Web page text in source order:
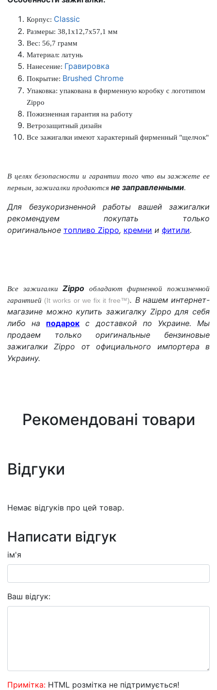
Корпус: Classic
Размеры: 38,1x12,7x57,1 мм
Вес: 56,7 грамм
Материал: латунь
Нанесение: Гравировка
Покрытие: Brushed Chrome
Упаковка: упакована в фирменную коробку с логотипом
Zippo
Пожизненная гарантия на работу
Ветрозащитный дизайн
Все зажигалки имеют характерный фирменный "щелчок"
В целях безопасности и гарантии того что вызажжете ее
первым , зажигалки продаются не заправленными.
Для безукоризненной работы вашей зажигалки
рекомендуем покупать только
оригинальное топливо Zippo, кремни и фитили.
Все зажигалкиZippo обладаютфирменнойпожизненной
гарантией (It works or we fix it free™). В нашем интернет-
магазине можно купить зажигалку Zippo для себя
либо на подарок с доставкой по Украине. Мы
продаем только оригинальные бензиновые
зажигалкиZippo от официального импортера в
Украину.
Рекомендовані товари
Відгуки
Немає відгуків про цей товар.
Написати відгук
ім'я
Ваш відгук:
Примітка: HTML розмітка не підтримується!